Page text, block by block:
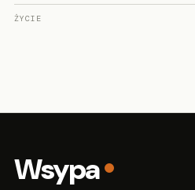
ŻYCIE
Wsypa